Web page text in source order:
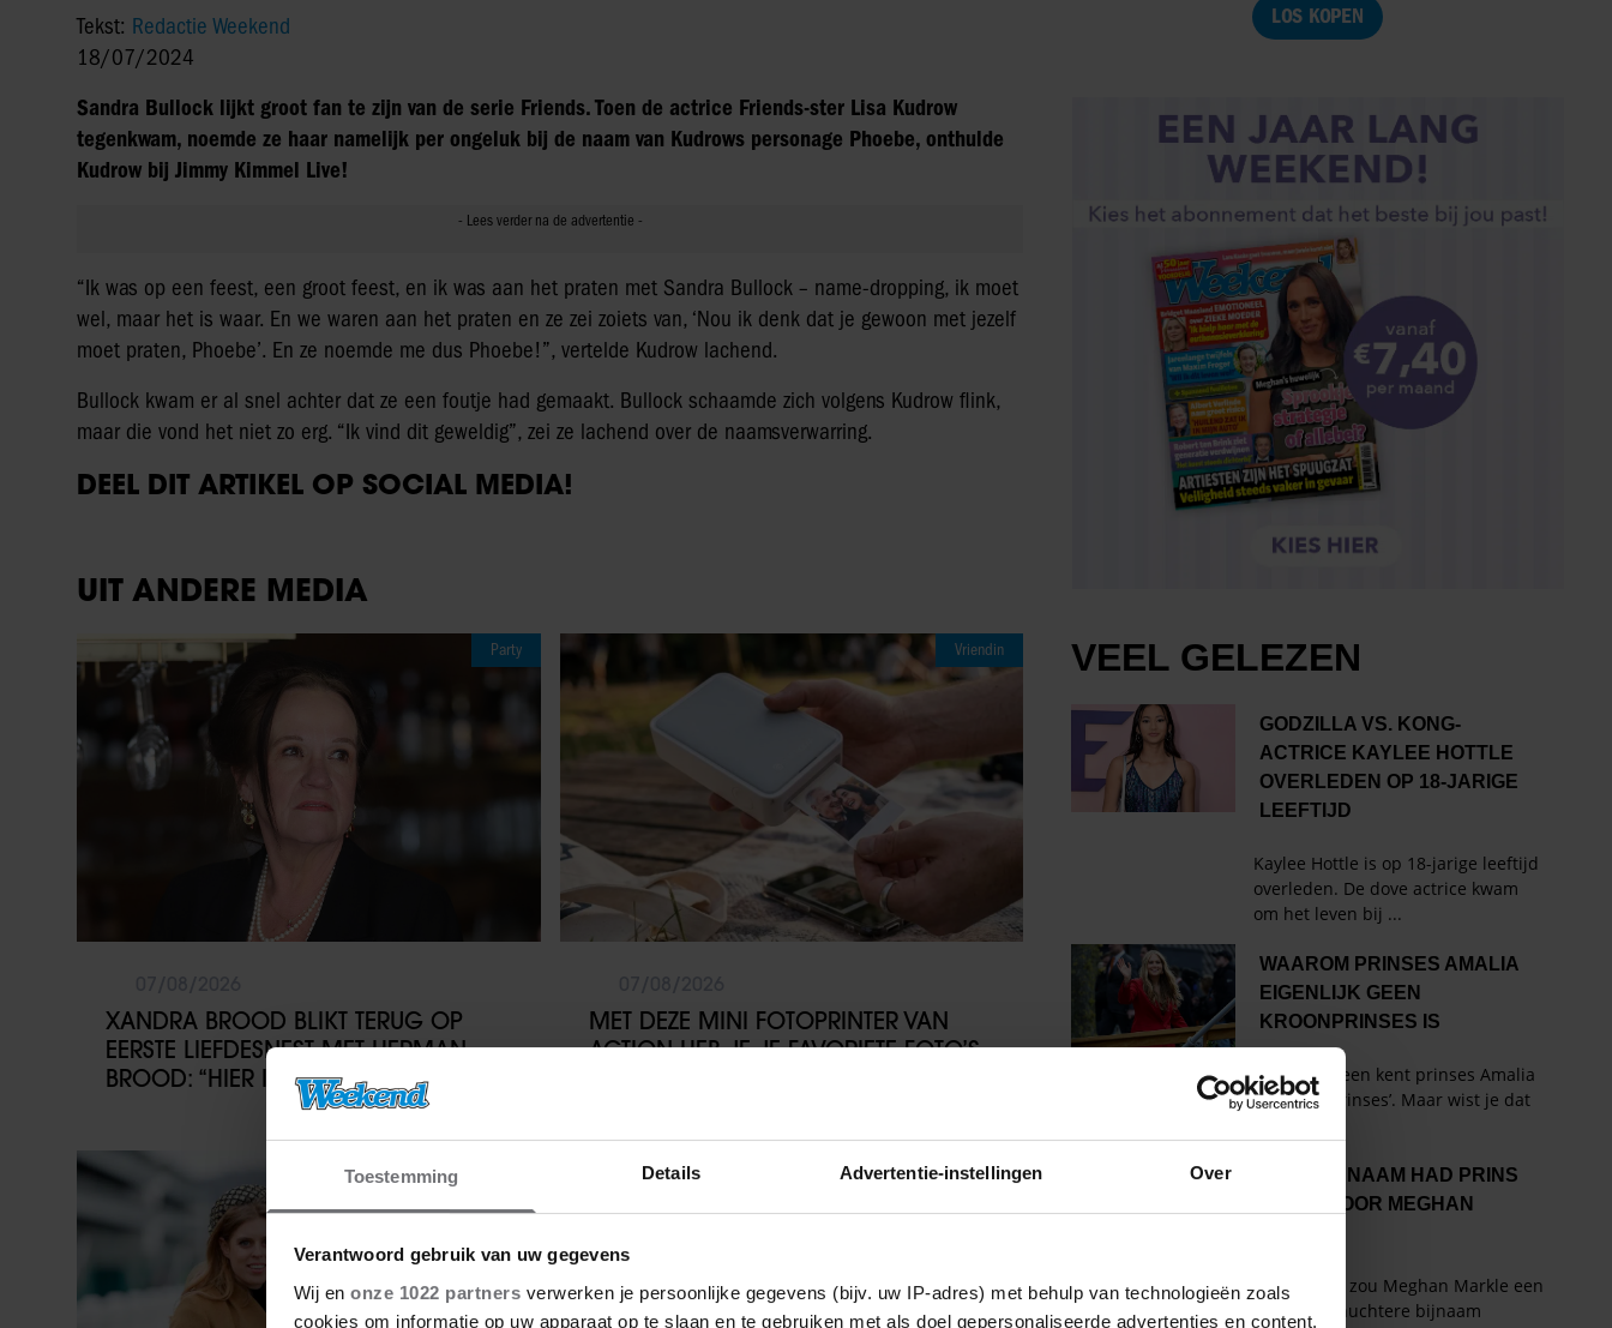
Toestemming Details Advertentie-instellingen Over
Verantwoord gebruik van uw gegevens
Wij en onze 1022 partners verwerken je persoonlijke gegevens (bijv. uw IP-adres) met behulp van technologieën zoals
cookies om informatie op uw apparaat op te slaan en te gebruiken met als doel gepersonaliseerde advertenties en content,
Tekst: Redactie Weekend
18/07/2024
Sandra Bullock lijkt groot fan te zijn van de serie Friends. Toen de actrice Friends-ster Lisa Kudrow
tegenkwam, noemde ze haar namelijk per ongeluk bij de naam van Kudrows personage Phoebe, onthulde
Kudrow bij Jimmy Kimmel Live!
“Ik was op een feest, een groot feest, en ik was aan het praten met Sandra Bullock – name-dropping, ik moet
wel, maar het is waar. En we waren aan het praten en ze zei zoiets van, ‘Nou ik denk dat je gewoon met jezelf
moet praten, Phoebe’. En ze noemde me dus Phoebe!”, vertelde Kudrow lachend.
Bullock kwam er al snel achter dat ze een foutje had gemaakt. Bullock schaamde zich volgens Kudrow flink,
maar die vond het niet zo erg. “Ik vind dit geweldig”, zei ze lachend over de naamsverwarring.
DEEL DIT ARTIKEL OP SOCIAL MEDIA!
UIT ANDERE MEDIA
Party
XANDRA BROOD BLIKT TERUG OP
EERSTE LIEFDESNEST MET HERMAN
BROOD: “HIER IS LOLA GEBOREN”
Vriendin
MET DEZE MINI FOTOPRINTER VAN
ACTION HEB JE JE FAVORIETE FOTO’S
Sante
LOS KOPEN